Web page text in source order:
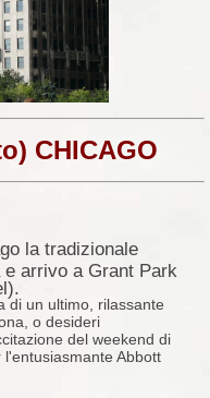
CHICAGO
la tradizionale
arrivo a Grant Park
di un ultimo, rilassante
o desideri
del weekend di
Abbott